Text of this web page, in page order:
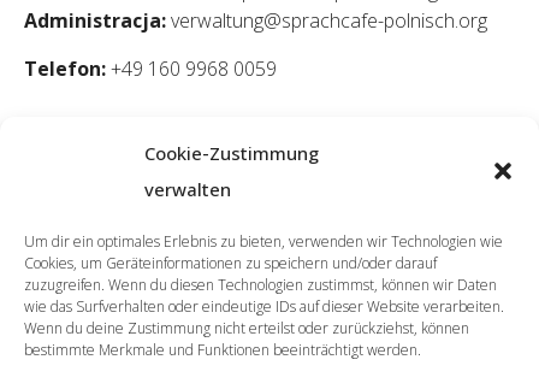
Cookie-Zustimmung
verwalten
Um dir ein optimales Erlebnis zu bieten, verwenden wir Technologien wie
Cookies, um Geräteinformationen zu speichern und/oder darauf
zuzugreifen. Wenn du diesen Technologien zustimmst, können wir Daten
wie das Surfverhalten oder eindeutige IDs auf dieser Website verarbeiten.
Wenn du deine Zustimmung nicht erteilst oder zurückziehst, können
bestimmte Merkmale und Funktionen beeinträchtigt werden.
Administracja:verwaltung@sprachcafe-polnisch.org
Telefon:+49 160 9968 0059